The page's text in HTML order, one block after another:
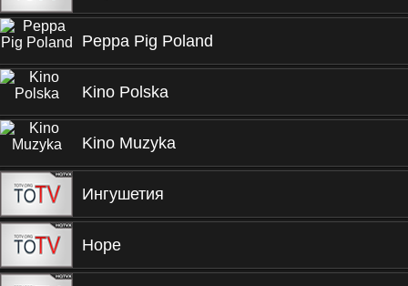
Peppa Pig Poland
Kino Polska
Kino Muzyka
Ингушетия
Hope